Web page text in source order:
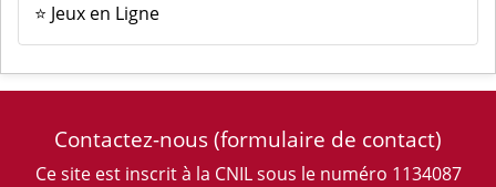
⭐ Jeux en Ligne
Contactez-nous(formulaire de contact)
Ce site est inscrit à la CNIL sous le numéro 1134087